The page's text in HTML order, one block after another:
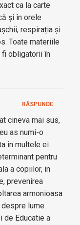
ca la carte
și în orele
respirația și
Toate materiile
fi obligatorii în
cineva mai sus,
as numi-o
in multele ei
pentru
a copiilor, in
prevenirea
armonioasa
lume.
de Educatie a
RĂSPUNDE